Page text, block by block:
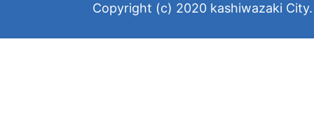
Copyright (c) 2020 kashiwazaki